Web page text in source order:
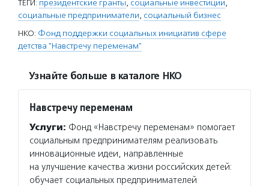
ТЕГИ: президентские гранты, социальные инвестиции,
социальные предприниматели, социальный бизнес
НКО: Фонд поддержки социальных инициатив сфере
детства "Навстречу переменам"
Узнайте больше в каталоге НКО
Навстречу переменам
Услуги: Фонд «Навстречу переменам» помогает
социальным предпринимателям реализовать
инновационные идеи, направленные
на улучшение качества жизни российских детей:
обучает социальных предпринимателей